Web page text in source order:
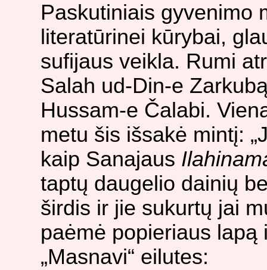
Paskutiniais gyvenimo
literatūrinei kūrybai,
sufijaus veikla. Rumi
Salah ud-Din-e
Hussam-e Čalabi.
metu šis išsakė mintį:
kaip Sanajaus
taptų daugelio dainių
širdis ir jie sukurtų jai
paėmė popieriaus lapą
„Masnavi“ eilutes: